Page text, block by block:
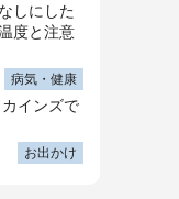
しにした
度と注意
病気・健康
インズで
お出かけ